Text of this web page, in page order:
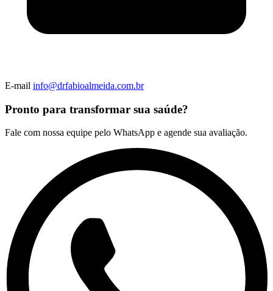
E-mail info@drfabioalmeida.com.br
Pronto para transformar sua saúde?
Fale com nossa equipe pelo WhatsApp e agende sua avaliação.